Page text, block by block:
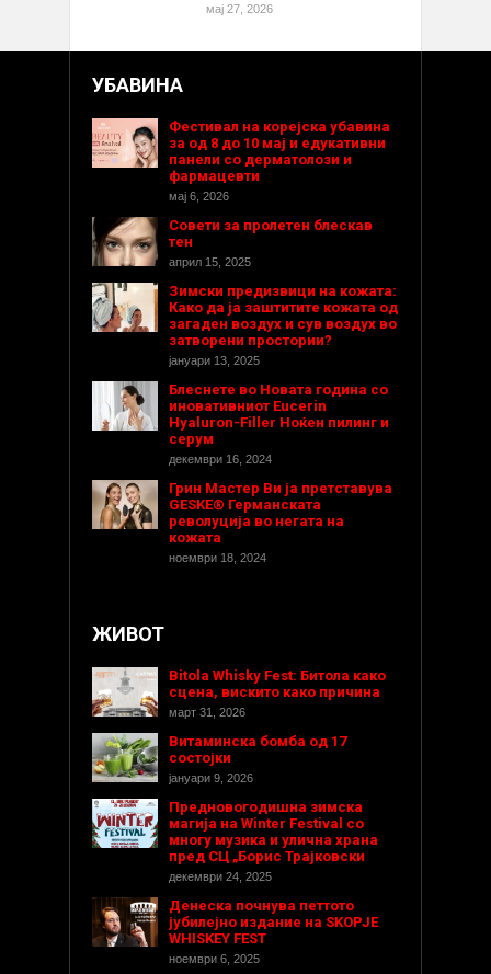
мај 27, 2026
УБАВИНА
Фестивал на корејска убавина
за од 8 до 10 мај и едукативни
панели со дерматолози и
фармацевти
мај 6, 2026
Совети за пролетен блескав
тен
април 15, 2025
Зимски предизвици на кожата:
Како да ја заштитите кожата од
загаден воздух и сув воздух во
затворени простории?
јануари 13, 2025
Блеснете во Новата година со
иновативниот Eucerin
Hyaluron-Filler Ноќен пилинг и
серум
декември 16, 2024
Грин Мастер Ви ја претставува
GESKE® Германската
револуција во негата на
кожата
ноември 18, 2024
ЖИВОТ
Bitola Whisky Fest: Битола како
сцена, вискито како причина
март 31, 2026
Витаминска бомба од 17
состојки
јануари 9, 2026
Предновогодишнa зимска
магија на Winter Festival со
многу музика и улична храна
пред СЦ „Борис Трајковски
декември 24, 2025
Денеска почнува петтото
јубилејно издание на SKOPJE
WHISKEY FEST
ноември 6, 2025